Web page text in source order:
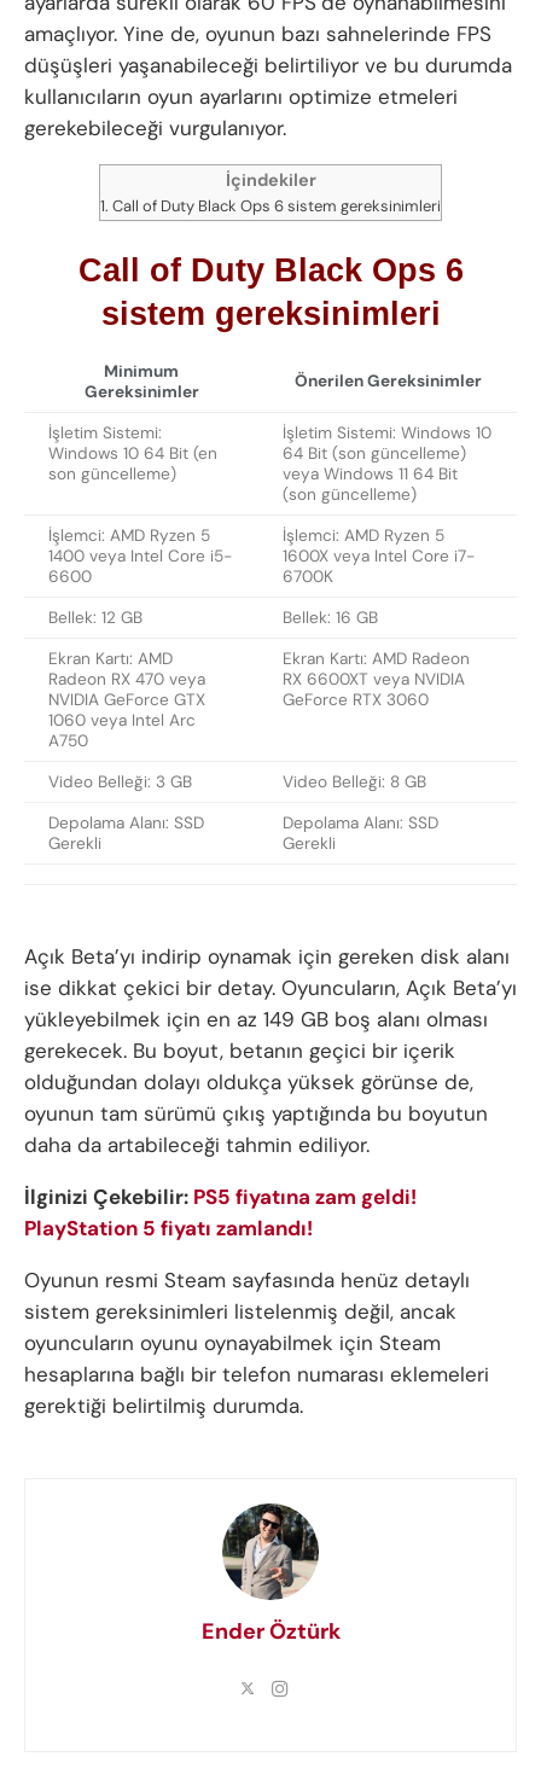
amaçlıyor. Yine de, oyunun bazı sahnelerinde FPS
düşüşleri yaşanabileceği belirtiliyor ve bu durumda
kullanıcıların oyun ayarlarını optimize etmeleri
gerekebileceği vurgulanıyor.
İçindekiler
Call of Duty Black Ops 6 sistem gereksinimleri
Call of Duty Black Ops 6
sistem gereksinimleri
Minimum
Gereksinimler
Önerilen Gereksinimler
İşletim Sistemi:
Windows 10 64 Bit (en
son güncelleme)
İşletim Sistemi: Windows 10
64 Bit (son güncelleme)
veya Windows 11 64 Bit
(son güncelleme)
İşlemci: AMD Ryzen 5
1400 veya Intel Core i5-
6600
İşlemci: AMD Ryzen 5
1600X veya Intel Core i7-
6700K
Bellek: 12 GB
Bellek: 16 GB
Ekran Kartı: AMD
Radeon RX 470 veya
NVIDIA GeForce GTX
1060 veya Intel Arc
A750
Ekran Kartı: AMD Radeon
RX 6600XT veya NVIDIA
GeForce RTX 3060
Video Belleği: 3 GB
Video Belleği: 8 GB
Depolama Alanı: SSD
Gerekli
Depolama Alanı: SSD
Gerekli
Açık Beta’yı indirip oynamak için gereken disk alanı
ise dikkat çekici bir detay. Oyuncuların, Açık Beta’yı
yükleyebilmek için en az 149 GB boş alanı olması
gerekecek. Bu boyut, betanın geçici bir içerik
olduğundan dolayı oldukça yüksek görünse de,
oyunun tam sürümü çıkış yaptığında bu boyutun
daha da artabileceği tahmin ediliyor.
İlginizi Çekebilir: PS5 fiyatına zam geldi!
PlayStation 5 fiyatı zamlandı!
Oyunun resmi Steam sayfasında henüz detaylı
sistem gereksinimleri listelenmiş değil, ancak
oyuncuların oyunu oynayabilmek için Steam
hesaplarına bağlı bir telefon numarası eklemeleri
gerektiği belirtilmiş durumda.
Ender Öztürk